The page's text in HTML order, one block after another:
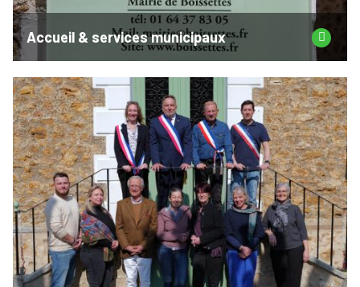
Accueil & services municipaux